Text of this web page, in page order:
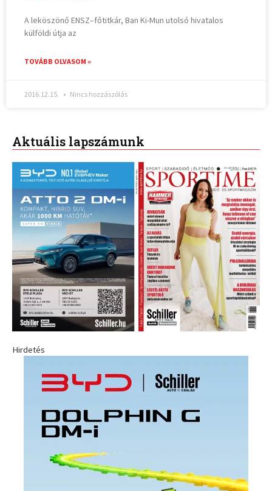
A leköszönő ENSZ–főtitkár, Ban Ki-Mun utolsó hivatalos
külföldi útja az
TOVÁBB OLVASOM »
2016.12.15. Nincs hozzászólás
Aktuális lapszámunk
Hirdetés